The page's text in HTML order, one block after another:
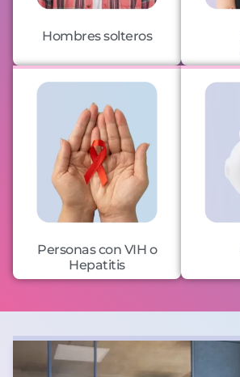
Hombres solteros
Personas con VIH o
Hepatitis